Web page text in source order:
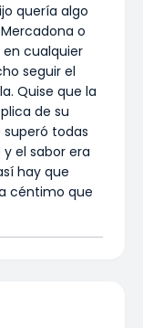
quería algo
o
cualquier
seguir el
Quise que la
de su
todas
el sabor era
hay que
céntimo que